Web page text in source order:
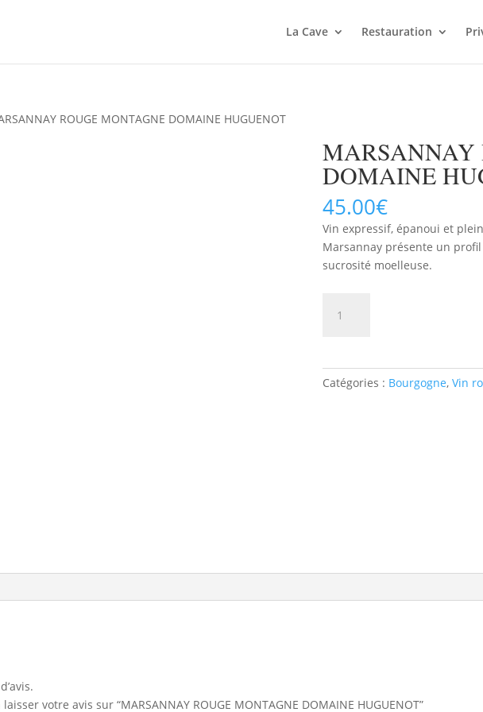
La Cave Restauration
ROUGE MONTAGNE DOMAINE HUGUENOT
MARSANNAY
DOMAINE
45.00€
Vin expressif, épanoui et
Marsannay présente un
sucrosité moelleuse.
MONTAGNE
DOMAINE
Catégories : Bourgogne, Vin
votre avis sur “MARSANNAY ROUGE MONTAGNE DOMAINE HUGUENOT”